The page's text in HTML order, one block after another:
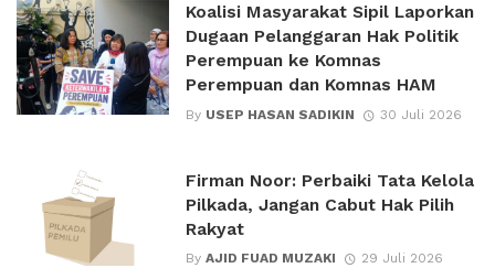
Koalisi Masyarakat Sipil Laporkan
Dugaan Pelanggaran Hak Politik
Perempuan ke Komnas
Perempuan dan Komnas HAM
By USEP HASAN SADIKIN 30 Juli 2026
Firman Noor: Perbaiki Tata Kelola
Pilkada, Jangan Cabut Hak Pilih
Rakyat
By AJID FUAD MUZAKI 29 Juli 2026